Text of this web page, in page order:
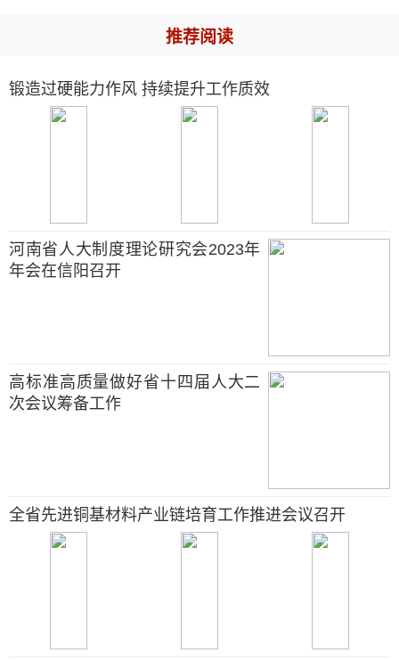
推荐阅读
锻造过硬能力作风 持续提升工作质效
河南省人大制度理论研究会2023年
年会在信阳召开
高标准高质量做好省十四届人大二
次会议筹备工作
全省先进铜基材料产业链培育工作推进会议召开